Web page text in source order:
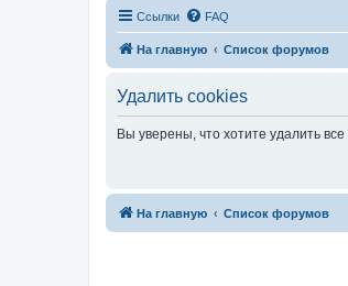
Ссылки FAQ
На главную Список форумов
Удалить cookies
Вы уверены, что хотите удалить
На главную Список форумов